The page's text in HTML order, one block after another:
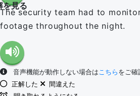
を見る
The security team had to
footage throughout the night.
音声機能が動作しない場合はこちら をご確
正解した
間違えた